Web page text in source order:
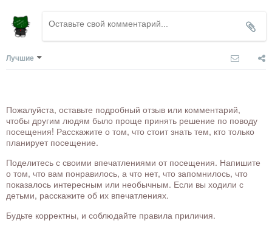
Лучшие
Пожалуйста, оставьте подробный отзыв или комментарий,
чтобы другим людям было проще принять решение по поводу
посещения! Расскажите о том, что стоит знать тем, кто только
планирует посещение.
Поделитесь с своими впечатлениями от посещения. Напишите
о том, что вам понравилось, а что нет, что запомнилось, что
показалось интересным или необычным. Если вы ходили с
детьми, расскажите об их впечатлениях.
Будьте корректны, и соблюдайте правила приличия.